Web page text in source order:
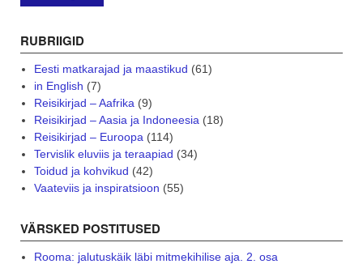
RUBRIIGID
Eesti matkarajad ja maastikud (61)
in English (7)
Reisikirjad – Aafrika (9)
Reisikirjad – Aasia ja Indoneesia (18)
Reisikirjad – Euroopa (114)
Tervislik eluviis ja teraapiad (34)
Toidud ja kohvikud (42)
Vaateviis ja inspiratsioon (55)
VÄRSKED POSTITUSED
Rooma: jalutuskäik läbi mitmekihilise aja. 2. osa